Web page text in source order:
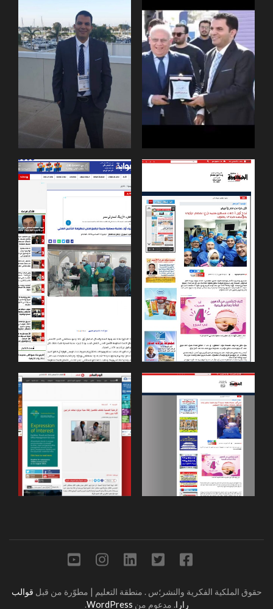
حقوق الملكية الفكرية والنشر؛س. منطقة التعليم | مطوّرة من قبل قوالب
رارا. مدعوم من WordPress
.